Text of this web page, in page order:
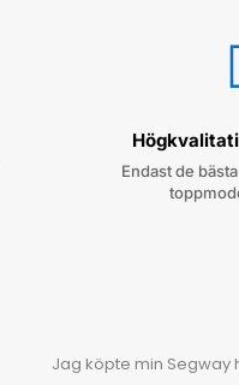
Endast de
Jag köpte min Segway